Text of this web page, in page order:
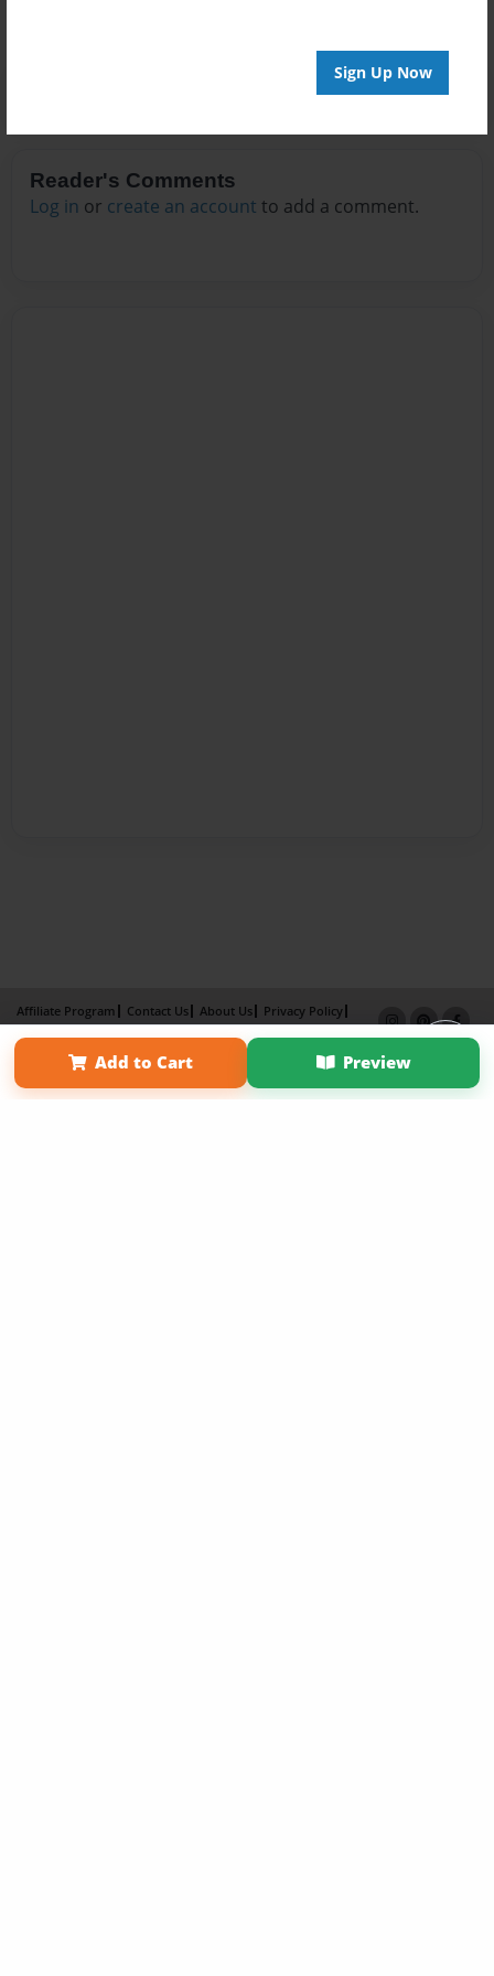
Sign Up Now
Reader's Comments
Log in or create an account to add a comment.
Add to Cart Preview
Affiliate Program Contact Us About Us
Privacy Policy
Term of Use
Why Bookemon